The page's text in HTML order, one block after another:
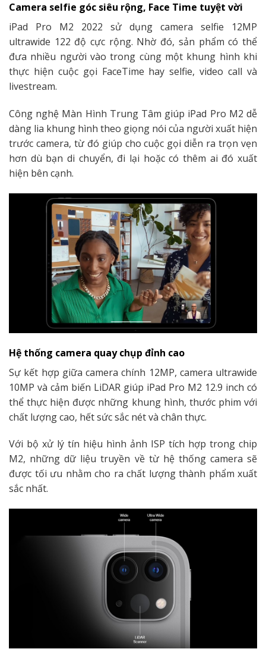
Camera selfie góc siêu rộng, Face Time tuyệt vời
iPad Pro M2 2022 sử dụng camera selfie 12MP
ultrawide 122 độ cực rộng. Nhờ đó, sản phẩm có thể
đưa nhiều người vào trong cùng một khung hình khi
thực hiện cuộc gọi FaceTime hay selfie, video call và
livestream.
Công nghệ Màn Hình Trung Tâm giúp iPad Pro M2 dễ
dàng lia khung hình theo giọng nói của người xuất hiện
trước camera, từ đó giúp cho cuộc gọi diễn ra trọn vẹn
hơn dù bạn di chuyển, đi lại hoặc có thêm ai đó xuất
hiện bên cạnh.
Hệ thống camera quay chụp đỉnh cao
Sự kết hợp giữa camera chính 12MP, camera ultrawide
10MP và cảm biến LiDAR giúp iPad Pro M2 12.9 inch có
thể thực hiện được những khung hình, thước phim với
chất lượng cao, hết sức sắc nét và chân thực.
Với bộ xử lý tín hiệu hình ảnh ISP tích hợp trong chip
M2, những dữ liệu truyền về từ hệ thống camera sẽ
được tối ưu nhằm cho ra chất lượng thành phẩm xuất
sắc nhất.